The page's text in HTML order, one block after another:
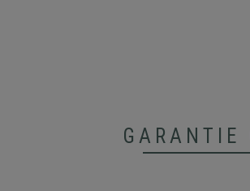
GARANTIE